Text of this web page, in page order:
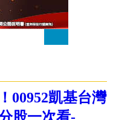
00952凱基台灣